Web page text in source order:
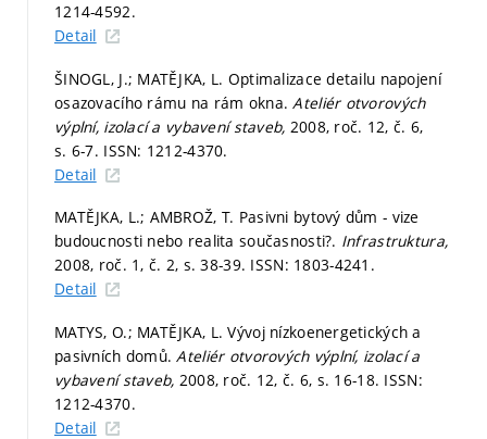
1214-4592.
Detail
ŠINOGL, J.; MATĚJKA, L. Optimalizace detailu napojení
osazovacího rámu na rám okna.Ateliér otvorových
výplní, izolací a vybavení staveb, 2008, roč. 12, č. 6,
s. 6-7. ISSN: 1212-4370.
Detail
MATĚJKA, L.; AMBROŽ, T. Pasivni bytový dům - vize
budoucnosti nebo realita současnosti?. Infrastruktura,
2008, roč. 1, č. 2, s. 38-39. ISSN: 1803-4241.
Detail
MATYS, O.; MATĚJKA, L. Vývoj nízkoenergetických a
pasivních domů.Ateliér otvorových výplní, izolací a
vybavení staveb, 2008, roč. 12, č. 6, s. 16-18. ISSN:
1212-4370.
Detail